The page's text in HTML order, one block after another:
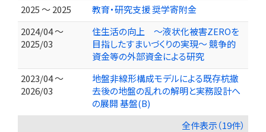
2025 ～ 2025
教育・研究支援 奨学寄附金
2024/04 ～
2025/03
住生活の向上 ～液状化被害ZEROを
目指したすまいづくりの実現～ 競争的
資金等の外部資金による研究
2023/04 ～
2026/03
地盤非線形構成モデルによる既存杭撤
去後の地盤の乱れの解明と実務設計へ
の展開 基盤(B)
全件表示（19件）